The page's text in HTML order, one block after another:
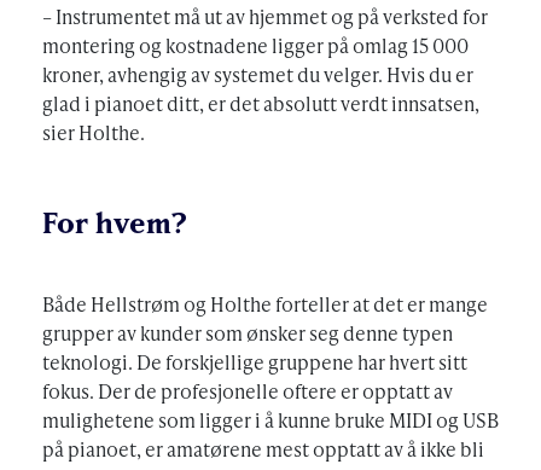
– Instrumentet må ut av hjemmet og på verksted for
montering og kostnadene ligger på omlag 15 000
kroner, avhengig av systemet du velger. Hvis du er
glad i pianoet ditt, er det absolutt verdt innsatsen,
sier Holthe.
For hvem?
Både Hellstrøm og Holthe forteller at det er mange
grupper av kunder som ønsker seg denne typen
teknologi. De forskjellige gruppene har hvert sitt
fokus. Der de profesjonelle oftere er opptatt av
mulighetene som ligger i å kunne bruke MIDI og USB
på pianoet, er amatørene mest opptatt av å ikke bli